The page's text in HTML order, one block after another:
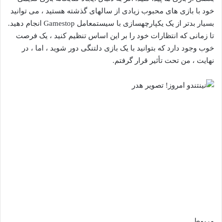
خود با بازی های محبوب زیادی از سالهای گذشته هستید ، می توانید
بسیار بدتر از یک یکپارچهسازی با سیستمعامل Gamestop انجام دهید.
تا زمانی که انتظارات خود را بر این اساس تنظیم کنید ، یک فرصت
خوب وجود دارد که بتوانید با یک بازی دلتنگی دور شوید ، اما ، در
نهایت ، من تحت تأثیر قرار گرفتم.